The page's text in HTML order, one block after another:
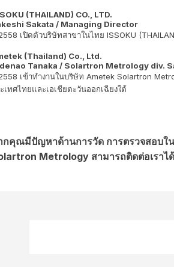
(THAILAND) CO., LTD.
Sakata / Managing Director
เปิดตัวบริษัทสาขาในไทย ISSOKU
(Thailand) Co., Ltd.
Tanaka / Solartron Metrology div.
เข้าทำงานในบริษัท Ametek Solartron
เทศไทยและเอเชียตะวันออกเฉียงใต้
กคุณมีปัญหาด้านการวัด การตรวจสอบใ
Metrology สามารถติดต่อเราไ